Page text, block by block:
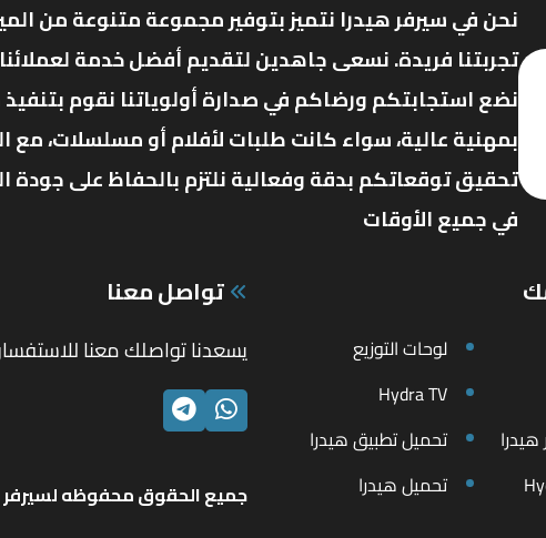
نحن في سيرفر هيدرا نتميز بتوفير مجموعة متنوعة من
تجربتنا فريدة. نسعى جاهدين لتقديم أفضل خدمة لعملائنا
نضع استجابتكم ورضاكم في صدارة أولوياتنا نقوم بتنفيذ
بمهنية عالية، سواء كانت طلبات لأفلام أو مسلسلات، مع
تحقيق توقعاتكم بدقة وفعالية نلتزم بالحفاظ على جودة
في جميع الأوقات
لوحات التوزيع
Hydra TV
تحميل تطبيق هيدرا
تحميل هيدرا
تواصل معنا
يسعدنا تواصلك معنا
الواتسابتليجرام
جميع الحقوق محفوظه لسيرفر